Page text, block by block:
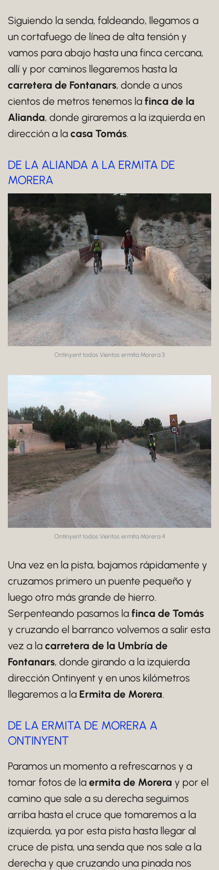
Siguiendo la senda, faldeando, llegamos a
un cortafuego de línea de alta tensión y
vamos para abajo hasta una finca cercana,
allí y por caminos llegaremos hasta la
carretera de Fontanars, donde a unos
cientos de metros tenemos la finca de la
Alianda, donde giraremos a la izquierda en
dirección a la casa Tomás.
DE LA ALIANDA A LA ERMITA DE
MORERA
Ontinyent todos Vientos ermita Morera 3
Ontinyent todos Vientos ermita Morera 4
Una vez en la pista, bajamos rápidamente y
cruzamos primero un puente pequeño y
luego otro más grande de hierro.
Serpenteando pasamos la finca de Tomás
y cruzando el barranco volvemos a salir esta
vez a la carretera de la Umbría de
Fontanars, donde girando a la izquierda
dirección Ontinyent y en unos kilómetros
llegaremos a la Ermita de Morera.
DE LA ERMITA DE MORERA A
ONTINYENT
Paramos un momento a refrescarnos y a
tomar fotos de la ermita de Morera y por el
camino que sale a su derecha seguimos
arriba hasta el cruce que tomaremos a la
izquierda, ya por esta pista hasta llegar al
cruce de pista, una senda que nos sale a la
derecha y que cruzando una pinada nos